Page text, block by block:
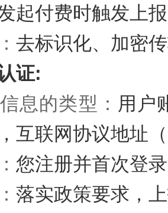
起付费时触发上报
去标识化、加密
证:
息的类型： 用户
互联网协议地址
您注册并首次登
落实政策要求，